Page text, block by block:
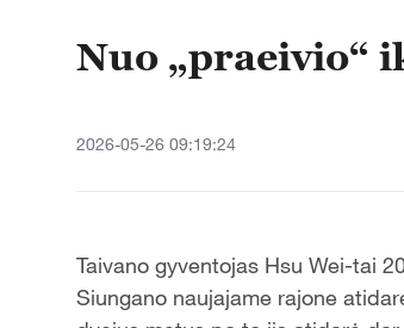
Nuo „praeivio“
2026-05-26 09:19:24
Taivano gyventojas Hsu Wei-tai
Siungano naujajame rajone